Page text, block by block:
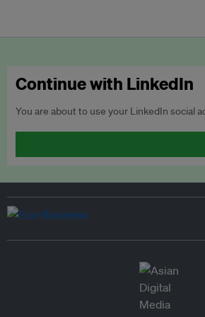
Continue with LinkedIn
You are about to use your LinkedIn social